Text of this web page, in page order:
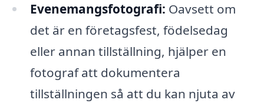
Evenemangsfotografi: Oavsett om
det är en företagsfest, födelsedag
eller annan tillställning, hjälper en
fotograf att dokumentera
tillställningen så att du kan njuta av